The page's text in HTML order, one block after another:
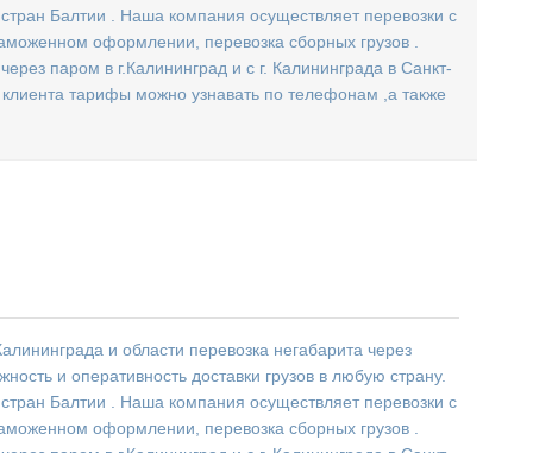
Балтии . Наша компания осуществляет перевозки с
оформлении, перевозка сборных грузов .
паром в г.Калининград и с г. Калининграда в Санкт-
тарифы можно узнавать по телефонам ,а также
и области перевозка негабарита через
и оперативность доставки грузов в любую страну.
Балтии . Наша компания осуществляет перевозки с
оформлении, перевозка сборных грузов .